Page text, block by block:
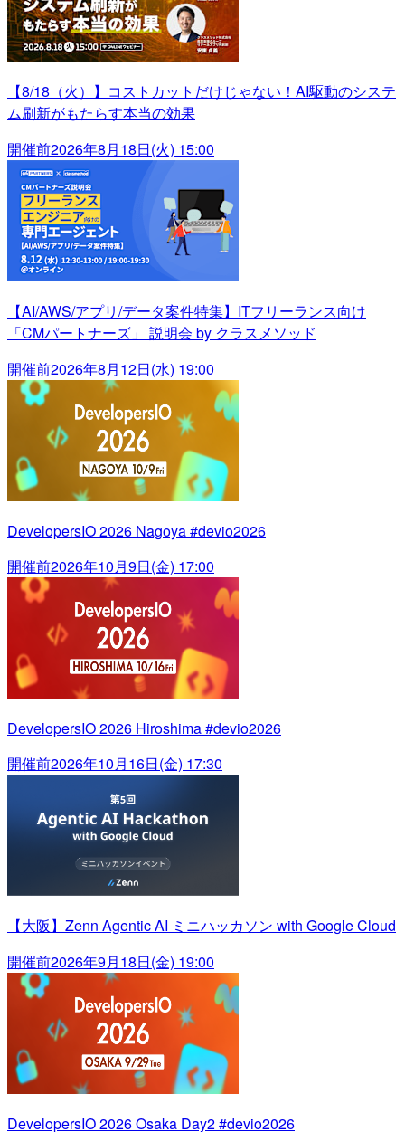
【8/18（火）】コストカットだけじゃない！AI駆動のシステ
ム刷新がもたらす本当の効果
開催前2026年8月18日(火) 15:00
【AI/AWS/アプリ/データ案件特集】ITフリーランス向け
「CMパートナーズ」 説明会 by クラスメソッド
開催前2026年8月12日(水) 19:00
DevelopersIO 2026 Nagoya #devio2026
開催前2026年10月9日(金) 17:00
DevelopersIO 2026 Hiroshima #devio2026
開催前2026年10月16日(金) 17:30
【大阪】Zenn Agentic AI ミニハッカソン with Google Cloud
開催前2026年9月18日(金) 19:00
DevelopersIO 2026 Osaka Day2 #devio2026